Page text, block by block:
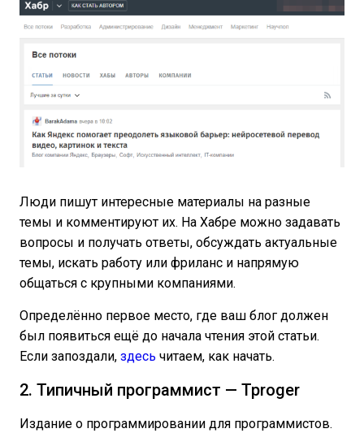
Люди пишут интересные материалы на разные
темы и комментируют их. На Хабре можно задавать
вопросы и получать ответы, обсуждать актуальные
темы, искать работу или фриланс и напрямую
общаться с крупными компаниями.
Определённо первое место, где ваш блог должен
был появиться ещё до начала чтения этой статьи.
Если запоздали, здесь читаем, как начать.
2. Типичный программист — Tproger
Издание о программировании для программистов.